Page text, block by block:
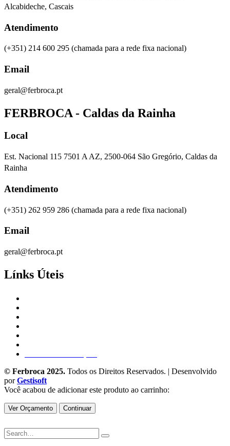
Alcabideche, Cascais
Atendimento
(+351) 214 600 295 (chamada para a rede fixa nacional)
Email
geral@ferbroca.pt
FERBROCA - Caldas da Rainha
Local
Est. Nacional 115 7501 A AZ, 2500-064 São Gregório, Caldas da
Rainha
Atendimento
(+351) 262 959 286 (chamada para a rede fixa nacional)
Email
geral@ferbroca.pt
Línks Úteis
© Ferbroca 2025. Todos os Direitos Reservados. | Desenvolvido
porGestisoft
Você acabou de adicionar este produto ao carrinho:
Ver Orçamento Continuar